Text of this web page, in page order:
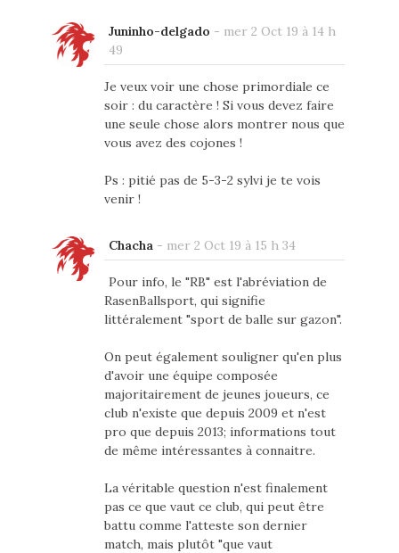
Juninho-delgado - mer 2 Oct 19 à 14 h
49
Je veux voir une chose primordiale ce
soir : du caractère ! Si vous devez faire
une seule chose alors montrer nous que
vous avez des cojones !
Ps : pitié pas de 5-3-2 sylvi je te vois
venir !
Chacha - mer 2 Oct 19 à 15 h 34
Pour info, le "RB" est l'abréviation de
RasenBallsport, qui signifie
littéralement "sport de balle sur gazon".
On peut également souligner qu'en plus
d'avoir une équipe composée
majoritairement de jeunes joueurs, ce
club n'existe que depuis 2009 et n'est
pro que depuis 2013; informations tout
de même intéressantes à connaitre.
La véritable question n'est finalement
pas ce que vaut ce club, qui peut être
battu comme l'atteste son dernier
match, mais plutôt "que vaut